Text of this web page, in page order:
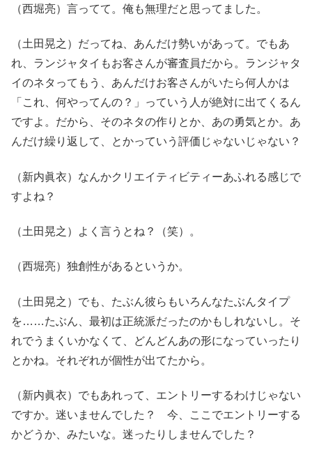
（西堀亮）言ってて。俺も無理だと思ってました。
（土田晃之）だってね、あんだけ勢いがあって。でもあ
れ、ランジャタイもお客さんが審査員だから。ランジャタ
イのネタってもう、あんだけお客さんがいたら何人かは
「これ、何やってんの？」っていう人が絶対に出てくるん
ですよ。だから、そのネタの作りとか、あの勇気とか。あ
んだけ繰り返して、とかっていう評価じゃないじゃない？
（新内眞衣）なんかクリエイティビティーあふれる感じで
すよね？
（土田晃之）よく言うとね？（笑）。
（西堀亮）独創性があるというか。
（土田晃之）でも、たぶん彼らもいろんなたぶんタイプ
を……たぶん、最初は正統派だったのかもしれないし。そ
れでうまくいかなくて、どんどんあの形になっていったり
とかね。それぞれが個性が出てたから。
（新内眞衣）でもあれって、エントリーするわけじゃない
ですか。迷いませんでした？ 今、ここでエントリーする
かどうか、みたいな。迷ったりしませんでした？